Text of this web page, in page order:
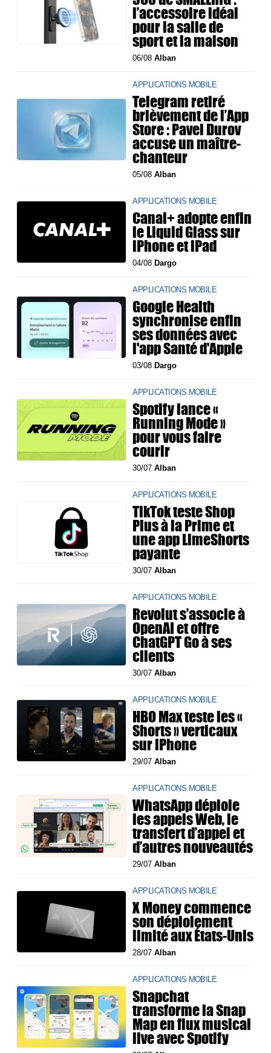
l’accessoire idéal
pour la salle de
sport et la maison
06/08Alban
APPLICATIONS MOBILE
Telegram retiré
brièvement de l’App
Store : Pavel Durov
accuse un maître-
chanteur
05/08Alban
APPLICATIONS MOBILE
Canal+ adopte enfin
le Liquid Glass sur
iPhone et iPad
04/08Dargo
APPLICATIONS MOBILE
Google Health
synchronise enfin
ses données avec
l'app Santé d'Apple
03/08Dargo
APPLICATIONS MOBILE
Spotify lance «
Running Mode »
pour vous faire
courir
30/07Alban
APPLICATIONS MOBILE
TikTok teste Shop
Plus à la Prime et
une app LimeShorts
payante
30/07Alban
APPLICATIONS MOBILE
Revolut s’associe à
OpenAI et offre
ChatGPT Go à ses
clients
30/07Alban
APPLICATIONS MOBILE
HBO Max teste les «
Shorts » verticaux
sur iPhone
29/07Alban
APPLICATIONS MOBILE
WhatsApp déploie
les appels Web, le
transfert d’appel et
d’autres nouveautés
29/07Alban
APPLICATIONS MOBILE
X Money commence
son déploiement
limité aux États-Unis
28/07Alban
APPLICATIONS MOBILE
Snapchat
transforme la Snap
Map en flux musical
live avec Spotify